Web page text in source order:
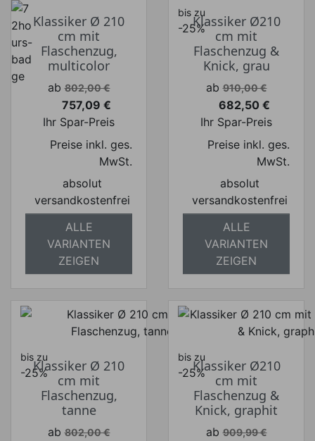
Klassiker Ø 210
cm mit
Flaschenzug,
multicolor
Verkaufspreis
ab 802,00 €
Preis
757,09 €
Ihr Spar-Preis
Preise inkl. ges.
MwSt.
absolut
versandkostenfrei
ALLE
VARIANTEN
ZEIGEN
bis zu
-25%Klassiker Ø210
cm mit
Flaschenzug &
Knick, grau
Verkaufspreis
ab 910,00 €
Preis
682,50 €
Ihr Spar-Preis
Preise inkl. ges.
MwSt.
absolut
versandkostenfrei
ALLE
VARIANTEN
ZEIGEN
bis zu
-25%Klassiker Ø 210
cm mit
Flaschenzug,
tanne
Verkaufspreis
ab 802,00 €
bis zu
-25%Klassiker Ø210
cm mit
Flaschenzug &
Knick, graphit
Verkaufspreis
ab 909,99 €